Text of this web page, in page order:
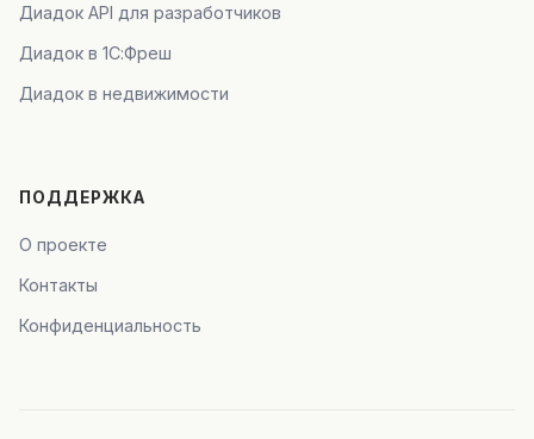
Диадок API для разработчиков
Диадок в 1С:Фреш
Диадок в недвижимости
ПОДДЕРЖКА
О проекте
Контакты
Конфиденциальность